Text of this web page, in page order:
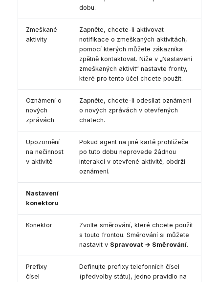
dobu.
Zmeškané
aktivity
Zapněte, chcete-li aktivovat
notifikace o zmeškaných aktivitách,
pomocí kterých můžete zákazníka
zpětně kontaktovat. Níže v „Nastavení
zmeškaných aktivit“ nastavte fronty,
které pro tento účel chcete použít.
Oznámení o
nových
zprávách
Zapněte, chcete-li odesílat oznámení
o nových zprávách v otevřených
chatech.
Upozornění
na nečinnost
v aktivitě
Pokud agent na jiné kartě prohlížeče
po tuto dobu neprovede žádnou
interakci v otevřené aktivitě, obdrží
oznámení.
Nastavení
konektoru
Konektor
Zvolte směrování, které chcete použít
s touto frontou. Směrování si můžete
nastavit v Spravovat → Směrování.
Prefixy
čísel
Definujte prefixy telefonních čísel
(předvolby státu), jedno pravidlo na